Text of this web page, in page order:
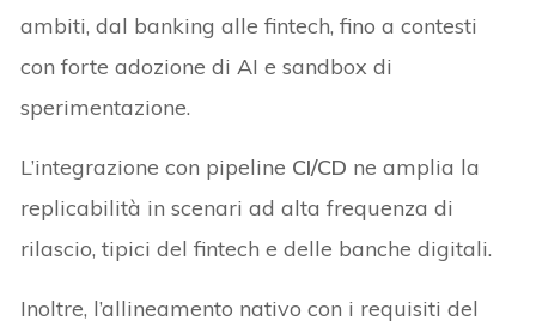
ambiti, dal banking alle fintech, fino a contesti
con forte adozione di AI e sandbox di
sperimentazione.
L’integrazione con pipeline CI/CD ne amplia la
replicabilità in scenari ad alta frequenza di
rilascio, tipici del fintech e delle banche digitali.
Inoltre, l’allineamento nativo con i requisiti del